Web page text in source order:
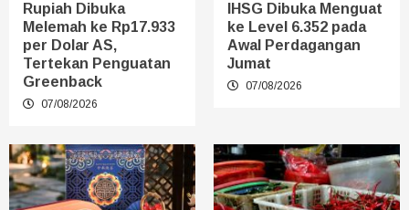
Rupiah Dibuka
Melemah ke Rp17.933
per Dolar AS,
Tertekan Penguatan
Greenback
07/08/2026
IHSG Dibuka Menguat
ke Level 6.352 pada
Awal Perdagangan
Jumat
07/08/2026